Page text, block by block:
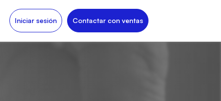
Iniciar sesión Contactar con ventas